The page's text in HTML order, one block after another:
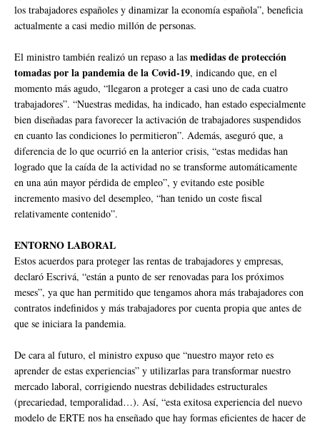
los trabajadores españoles y dinamizar la economía española”, beneficia
actualmente a casi medio millón de personas.
El ministro también realizó un repaso a las medidas de protección
tomadas por la pandemia de la Covid-19, indicando que, en el
momento más agudo, “llegaron a proteger a casi uno de cada cuatro
trabajadores”. “Nuestras medidas, ha indicado, han estado especialmente
bien diseñadas para favorecer la activación de trabajadores suspendidos
en cuanto las condiciones lo permitieron”. Además, aseguró que, a
diferencia de lo que ocurrió en la anterior crisis, “estas medidas han
logrado que la caída de la actividad no se transforme automáticamente
en una aún mayor pérdida de empleo”, y evitando este posible
incremento masivo del desempleo, “han tenido un coste fiscal
relativamente contenido”.
ENTORNO LABORAL
Estos acuerdos para proteger las rentas de trabajadores y empresas,
declaró Escrivá, “están a punto de ser renovadas para los próximos
meses”, ya que han permitido que tengamos ahora más trabajadores con
contratos indefinidos y más trabajadores por cuenta propia que antes de
que se iniciara la pandemia.
De cara al futuro, el ministro expuso que “nuestro mayor reto es
aprender de estas experiencias” y utilizarlas para transformar nuestro
mercado laboral, corrigiendo nuestras debilidades estructurales
(precariedad, temporalidad…). Así, “esta exitosa experiencia del nuevo
modelo de ERTE nos ha enseñado que hay formas eficientes de hacer de